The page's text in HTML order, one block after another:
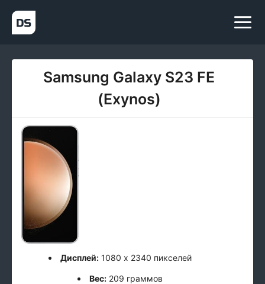
Samsung Galaxy S23 FE
(Exynos)
Дисплей: 1080 x 2340 пикселей
Вес: 209 граммов